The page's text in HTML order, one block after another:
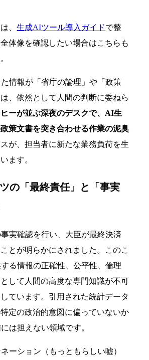
、 生成AIツール導入ガイドで整
体像を確認したい場合はこちらも
情報が「省庁の論理」や「政策
、依然として人間の判断に委ねら
ーが並ぶ深夜のデスクで、AI生
策文書を突き合わせる作業の泥臭
が、担当者に新たな業務負荷を生
ます。
の「最終責任」と「事実
実確認を行い、大臣が最終決済
とが明らかにされました。このこ
る情報の正確性、公平性、倫理
して人間の高度な専門知識が不可
ています。引用された統計データ
定の政治的意図に偏っていないか
は担えない領域です。
ーション（もっともらしい嘘）